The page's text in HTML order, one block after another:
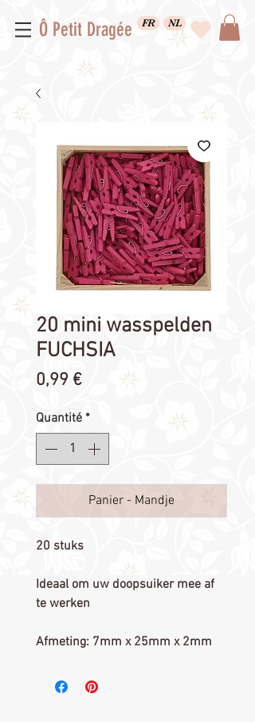
Ô Petit Dragée FR NL
20 mini wasspelden
FUCHSIA
0,99 €Prix
Quantité *
Panier - Mandje
20 stuks
Ideaal om uw doopsuiker mee af
te werken
Afmeting: 7mm x 25mm x 2mm